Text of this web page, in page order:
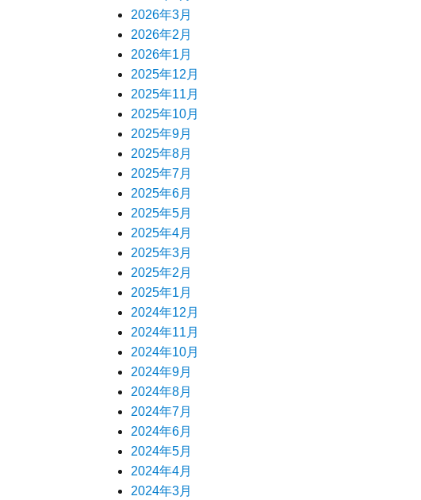
2026年3月
2026年2月
2026年1月
2025年12月
2025年11月
2025年10月
2025年9月
2025年8月
2025年7月
2025年6月
2025年5月
2025年4月
2025年3月
2025年2月
2025年1月
2024年12月
2024年11月
2024年10月
2024年9月
2024年8月
2024年7月
2024年6月
2024年5月
2024年4月
2024年3月